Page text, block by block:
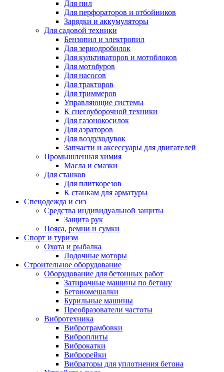
Для пил
Для перфораторов и отбойников
Зарядки и аккумуляторы
Для садовой техники
Бензопил и электропил
Для зернодробилок
Для культиваторов и мотоблоков
Для мотобуров
Для насосов
Для тракторов
Для триммеров
Управляющие системы
К снегоуборочной техники
Для газонокосилок
Для аэраторов
Для воздуходувок
Запчасти и аксессуары для двигателей
Промышленная химия
Масла и смазки
Для станков
Для плиткорезов
К станкам для арматуры
Спецодежда и сиз
Средства индивидуальной защиты
Защита рук
Пояса, ремни и сумки
Спорт и туризм
Охота и рыбалка
Лодочные моторы
Строительное оборудование
Оборудование для бетонных работ
Затирочные машины по бетону
Бетономешалки
Бурильные машины
Преобразователи частоты
Вибротехника
Вибротрамбовки
Виброплиты
Виброкатки
Виброрейки
Вибраторы для уплотнения бетона